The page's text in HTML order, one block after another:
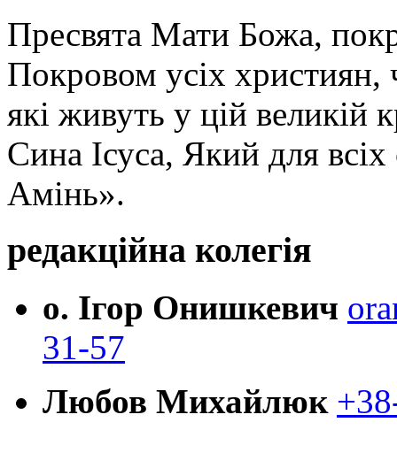
Пресвята Мати Божа,
Покровом усіх християн,
які живуть у цій великій
Сина Ісуса, Який для
Амінь».
редакційна колегія
о. Ігор Онишкевич
31-57
Любов Михайлюк